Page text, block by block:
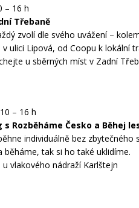
– 16 h
Třebaně
zvolí dle svého uvážení –
ulici Lipová, od Coopu k lokální
u sběrných míst v Zadní
– 16 h
s Rozběháme Česko a Běhej
individuálně bez
běháme, tak si ho také uklidíme.
u vlakového nádraží Karlštejn